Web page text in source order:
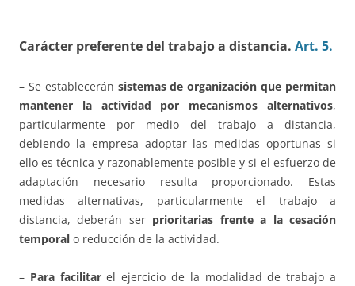
Carácter preferente del trabajo a distancia. Art. 5.
– Se establecerán sistemas de organización que permitan
mantener la actividad por mecanismos alternativos,
particularmente por medio del trabajo a distancia,
debiendo la empresa adoptar las medidas oportunas si
ello es técnica y razonablemente posible y si el esfuerzo de
adaptación necesario resulta proporcionado. Estas
medidas alternativas, particularmente el trabajo a
distancia, deberán ser prioritarias frente a la cesación
temporal o reducción de la actividad.
– Para facilitarel ejercicio de la modalidad de trabajo a